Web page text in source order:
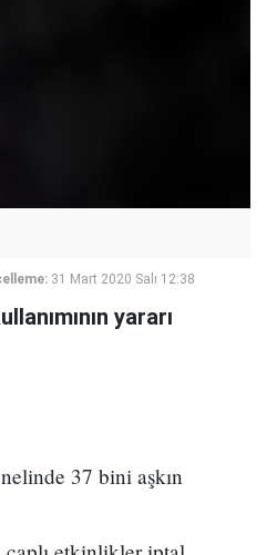
31 Mart 2020 Salı 12:38
yararı
37 bini aşkın